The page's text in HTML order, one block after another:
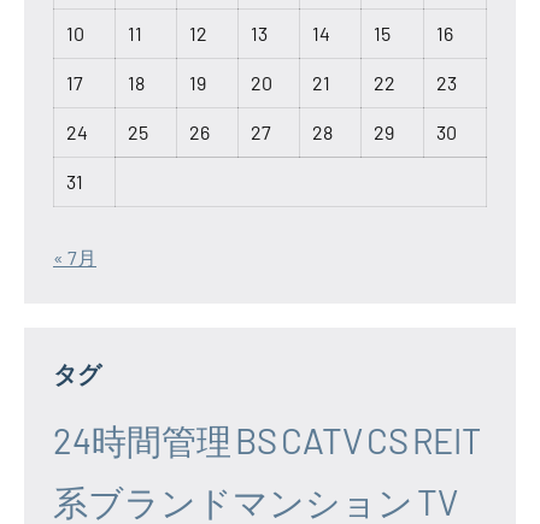
10 11 12 13 14 15 16
17 18 19 20 21 22 23
24 25 26 27 28 29 30
31
« 7月
タグ
24時間管理 BSCATVCSREIT
系ブランドマンション TV